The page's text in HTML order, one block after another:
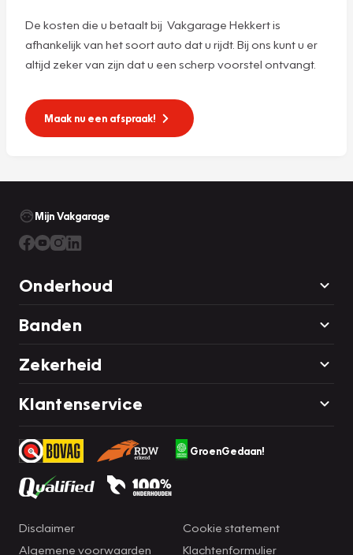
De kosten die u betaalt bij Vakgarage Hekkert is
afhankelijk van het soort auto dat u rijdt. Bij ons kunt u er
altijd zeker van zijn dat u een scherp voorstel ontvangt.
Maak nu een afspraak!
Mijn Vakgarage
Onderhoud
Banden
Zekerheid
Klantenservice
GroenGedaan!
Disclaimer
Algemene voorwaarden
Cookie statement
Klachtenformulier